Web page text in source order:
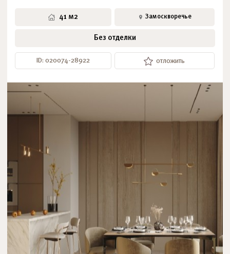
41 м2 Замоскворечье
Без отделки
ID: 020074-28922 отложить